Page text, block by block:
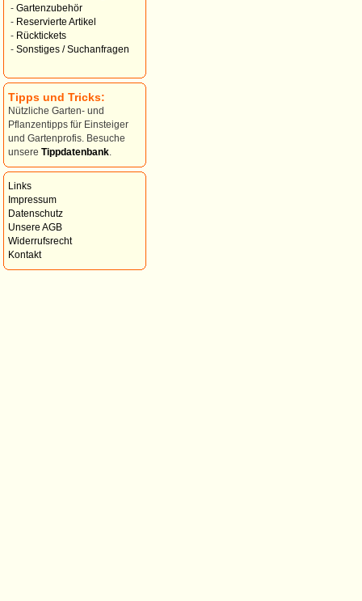
- Gartenzubehör
- Reservierte Artikel
- Rücktickets
- Sonstiges / Suchanfragen
Tipps und Tricks:
Nützliche Garten- und
Pflanzentipps für Einsteiger
und Gartenprofis. Besuche
unsere Tippdatenbank
Links
Impressum
Datenschutz
Unsere AGB
Widerrufsrecht
Kontakt